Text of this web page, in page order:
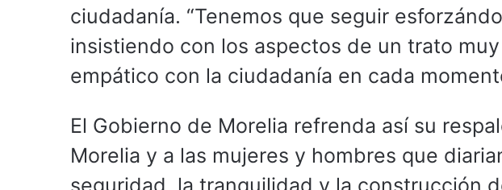
ciudadanía. “Tenemos que seguir
insistiendo con los aspectos de un trato
empático con la ciudadanía en cada
El Gobierno de Morelia refrenda así su
Morelia y a las mujeres y hombres que